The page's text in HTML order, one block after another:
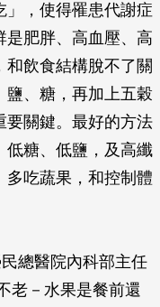
」，使得罹患代謝症
是肥胖、高血壓、高
和飲食結構脫不了關
鹽、糖，再加上五穀
要關鍵。最好的方法
低糖、低鹽，及高纖
多吃蔬果，和控制體
總醫院內科部主任
老－水果是餐前還